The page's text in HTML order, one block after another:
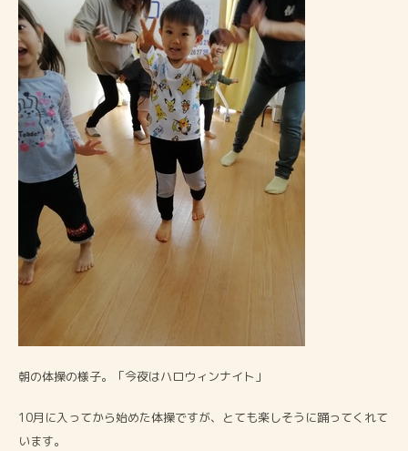
朝の体操の様子。「今夜はハロウィンナイト」
10月に入ってから始めた体操ですが、とても楽しそうに踊ってくれて
います。